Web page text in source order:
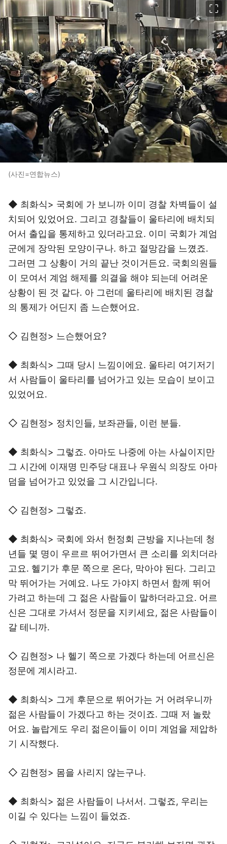
(사진=연합뉴스)
◆ 최화식> 국회에 가 보니까 이미 경찰 차벽들이 설
치되어 있었어요. 그리고 경찰들이 울타리에 배치되
어서 출입을 통제하고 있더라고요. 이미 국회가 계엄
군에게 장악된 모양이구나. 하고 절망감을 느꼈죠.
그러면 그 상황이 거의 끝난 것이거든요. 국회의원들
이 모여서 계엄 해제를 의결을 해야 되는데 어려운
상황이 된 것 같다. 아 그런데 울타리에 배치된 경찰
의 통제가 어딘지 좀 느슨했어요.
◇ 김현정> 느슨했어요?
◆ 최화식> 그때 당시 느낌이에요. 울타리 여기저기
서 사람들이 울타리를 넘어가고 있는 모습이 보이고
있었어요.
◇ 김현정> 정치인들, 보좌관들, 이런 분들.
◆ 최화식> 그렇죠. 아마도 나중에 아는 사실이지만
그 시간에 이재명 민주당 대표나 우원식 의장도 아마
덤을 넘어가고 있었을 그 시간입니다.
◇ 김현정> 그렇죠.
◆ 최화식> 국회에 와서 헌정회 근방을 지나는데 청
년들 몇 명이 우르르 뛰어가면서 큰 소리를 외치더라
고요. 헬기가 후문 쪽으로 온다, 막아야 된다. 그리고
막 뛰어가는 거예요. 나도 가야지 하면서 함께 뛰어
가려고 하는데 그 젊은 사람들이 말하더라고요. 어르
신은 그대로 가셔서 정문을 지키세요, 젊은 사람들이
갈 테니까.
◇ 김현정> 나 헬기 쪽으로 가겠다 하는데 어르신은
정문에 계시라고.
◆ 최화식> 그게 후문으로 뛰어가는 거 어려우니까
젊은 사람들이 가겠다고 하는 것이죠. 그때 저 놀랐
어요. 놀랍게도 우리 젊은이들이 이미 계엄을 제압하
기 시작했다.
◇ 김현정> 몸을 사리지 않는구나.
◆ 최화식> 젊은 사람들이 나서서. 그렇죠, 우리는
이길 수 있다는 느낌이 들었죠.